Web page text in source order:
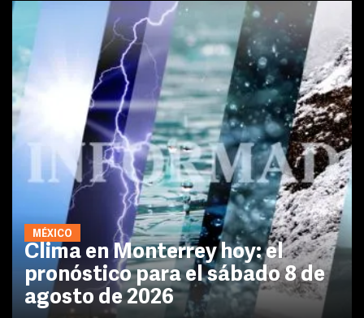
MÉXICO
Clima en Monterrey hoy: el
pronóstico para el sábado 8 de
agosto de 2026